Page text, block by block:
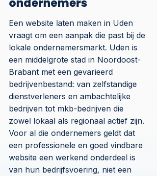
ondernemers
Een website laten maken in Uden
vraagt om een aanpak die past bij de
lokale ondernemersmarkt. Uden is
een middelgrote stad in Noordoost-
Brabant met een gevarieerd
bedrijvenbestand: van zelfstandige
dienstverleners en ambachtelijke
bedrijven tot mkb-bedrijven die
zowel lokaal als regionaal actief zijn.
Voor al die ondernemers geldt dat
een professionele en goed vindbare
website een werkend onderdeel is
van hun bedrijfsvoering, niet een